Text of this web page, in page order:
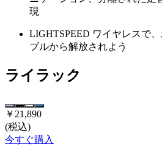
現
LIGHTSPEED ワイヤレスで
ブルから解放されよう
ライラック
￥21,890
(税込)
今すぐ購入